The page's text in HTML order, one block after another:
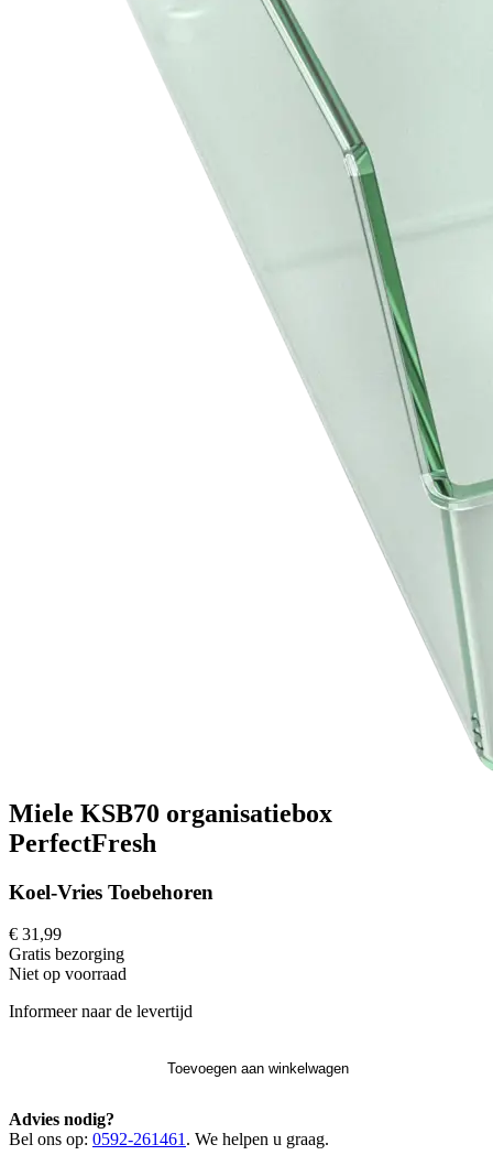
Miele KSB70 organisatiebox
PerfectFresh
Koel-Vries Toebehoren
€ 31,99
Gratis bezorging
Niet op voorraad
Informeer naar de levertijd
Toevoegen aan winkelwagen
Advies nodig?
Bel ons op: 0592-261461 . We helpen u graag.